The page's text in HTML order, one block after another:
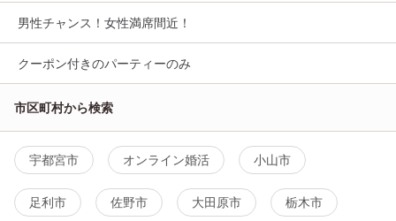
男性チャンス！女性満席間近！
クーポン付きのパーティーのみ
市区町村から検索
宇都宮市 オンライン婚活 小山市
足利市 佐野市 大田原市 栃木市